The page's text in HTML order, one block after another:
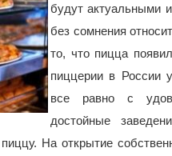
будут актуальными
без сомнения
то, что пицца
пиццерии в России
все равно с
достойные
На открытие